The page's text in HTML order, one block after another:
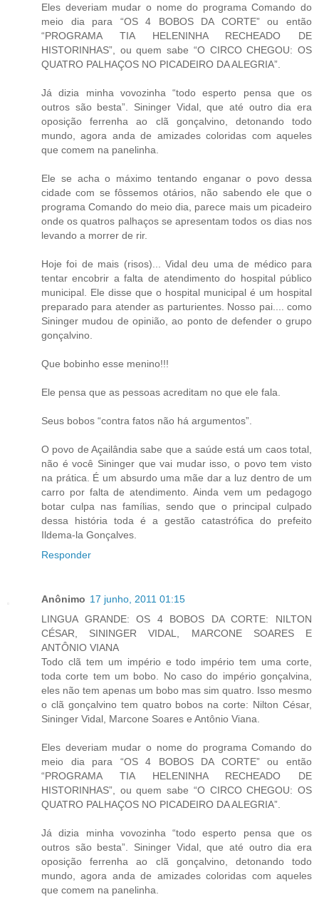
Eles deveriam mudar o nome do programa Comando do
meio dia para “OS 4 BOBOS DA CORTE” ou então
“PROGRAMA TIA HELENINHA RECHEADO DE
HISTORINHAS”, ou quem sabe “O CIRCO CHEGOU: OS
QUATRO PALHAÇOS NO PICADEIRO DA ALEGRIA”.
Já dizia minha vovozinha “todo esperto pensa que os
outros são besta”. Sininger Vidal, que até outro dia era
oposição ferrenha ao clã gonçalvino, detonando todo
mundo, agora anda de amizades coloridas com aqueles
que comem na panelinha.
Ele se acha o máximo tentando enganar o povo dessa
cidade com se fôssemos otários, não sabendo ele que o
programa Comando do meio dia, parece mais um picadeiro
onde os quatros palhaços se apresentam todos os dias nos
levando a morrer de rir.
Hoje foi de mais (risos)... Vidal deu uma de médico para
tentar encobrir a falta de atendimento do hospital público
municipal. Ele disse que o hospital municipal é um hospital
preparado para atender as parturientes. Nosso pai.... como
Sininger mudou de opinião, ao ponto de defender o grupo
gonçalvino.
Que bobinho esse menino!!!
Ele pensa que as pessoas acreditam no que ele fala.
Seus bobos “contra fatos não há argumentos”.
O povo de Açailândia sabe que a saúde está um caos total,
não é você Sininger que vai mudar isso, o povo tem visto
na prática. É um absurdo uma mãe dar a luz dentro de um
carro por falta de atendimento. Ainda vem um pedagogo
botar culpa nas famílias, sendo que o principal culpado
dessa história toda é a gestão catastrófica do prefeito
Ildema-la Gonçalves.
Responder
Anônimo 17 junho, 2011 01:15
LINGUA GRANDE: OS 4 BOBOS DA CORTE: NILTON
CÉSAR, SININGER VIDAL, MARCONE SOARES E
ANTÔNIO VIANA
Todo clã tem um império e todo império tem uma corte,
toda corte tem um bobo. No caso do império gonçalvina,
eles não tem apenas um bobo mas sim quatro. Isso mesmo
o clã gonçalvino tem quatro bobos na corte: Nilton César,
Sininger Vidal, Marcone Soares e Antônio Viana.
Eles deveriam mudar o nome do programa Comando do
meio dia para “OS 4 BOBOS DA CORTE” ou então
“PROGRAMA TIA HELENINHA RECHEADO DE
HISTORINHAS”, ou quem sabe “O CIRCO CHEGOU: OS
QUATRO PALHAÇOS NO PICADEIRO DA ALEGRIA”.
Já dizia minha vovozinha “todo esperto pensa que os
outros são besta”. Sininger Vidal, que até outro dia era
oposição ferrenha ao clã gonçalvino, detonando todo
mundo, agora anda de amizades coloridas com aqueles
que comem na panelinha.